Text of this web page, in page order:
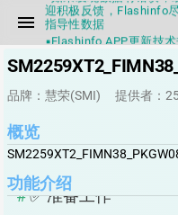
menu
指导性数据
▪Flashinfo APP更新技术
签啦，使用更加丝滑，
▪兄弟们没事不要乱下载
下载服务会暂停一段时
▪Flashinfo提供的所有
本来就有不确定性，任
正确的认知，不要随大流
▪如果发现数据有错误，
迎积极反馈，Flashinfo
指导性数据
▪Flashinfo APP更新技
品牌：慧荣(SMI) 提供者：
概览
功能介绍
✅ 准备工作